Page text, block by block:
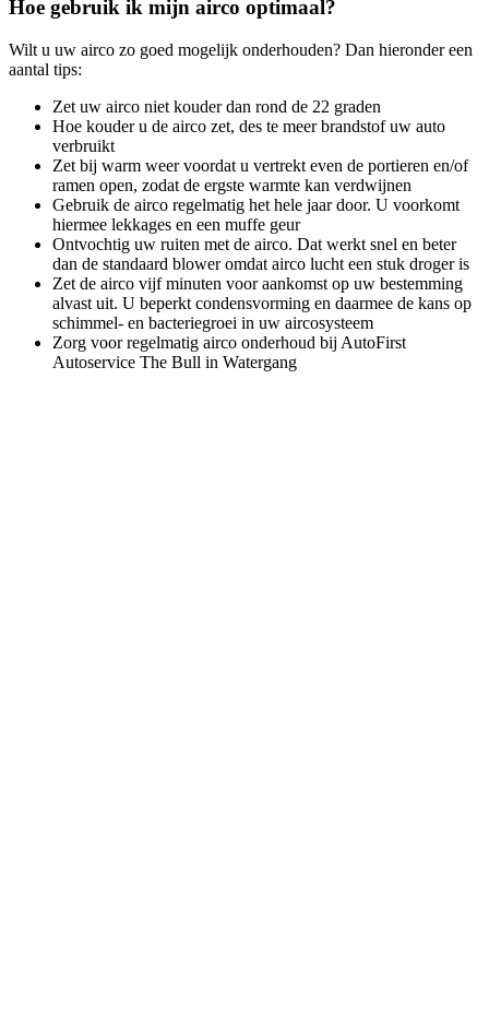
Hoe gebruik ik mijn airco optimaal?
Wilt u uw airco zo goed mogelijk onderhouden? Dan hieronder een
aantal tips:
Zet uw airco niet kouder dan rond de 22 graden
Hoe kouder u de airco zet, des te meer brandstof uw auto
verbruikt
Zet bij warm weer voordat u vertrekt even de portieren en/of
ramen open, zodat de ergste warmte kan verdwijnen
Gebruik de airco regelmatig het hele jaar door. U voorkomt
hiermee lekkages en een muffe geur
Ontvochtig uw ruiten met de airco. Dat werkt snel en beter
dan de standaard blower omdat airco lucht een stuk droger is
Zet de airco vijf minuten voor aankomst op uw bestemming
alvast uit. U beperkt condensvorming en daarmee de kans op
schimmel- en bacteriegroei in uw aircosysteem
Zorg voor regelmatig airco onderhoud bij AutoFirst
Autoservice The Bull in Watergang